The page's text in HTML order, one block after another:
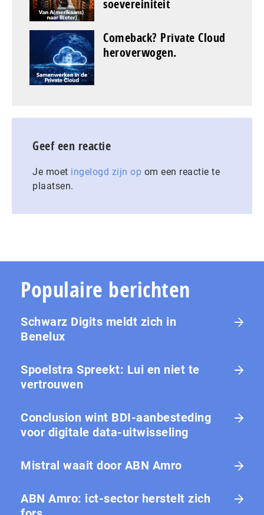
soevereiniteit
Comeback? Private Cloud
heroverwogen.
Geef een reactie
Je moet ingelogd zijn op om een reactie te
plaatsen.
Populaire berichten
Schwarz Digits meldt zich in
Benelux
Spoelstra Spreekt: Lui en niet te
vertrouwen
Conclusion wint BDI-aanbesteding
voor digitale data-uitwisseling
Mistral waait door ABN Amro
ABN Amro: ict-sector herstelt zich